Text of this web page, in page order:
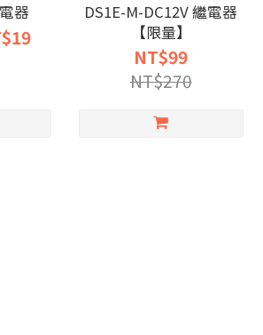
器
DS1E-M-DC12V 繼電器
【限量】
NT$99
NT$270